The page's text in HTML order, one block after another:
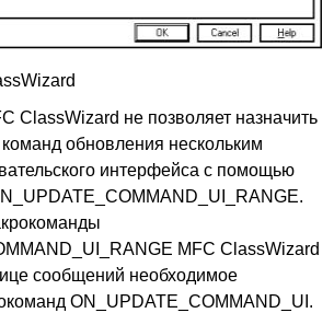
ClassWizard не позволяет назначить
обновления нескольким
интерфейса с помощью
MFC ClassWizard
сообщений необходимое
ON_UPDATE_COMMAND_UI.